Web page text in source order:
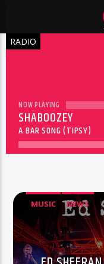
RADIO
NOW PLAYING
SHABOOZEY
A BAR SONG (TIPSY)
MUSIC NEWS